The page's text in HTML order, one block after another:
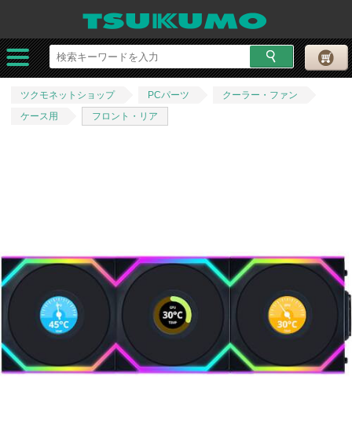
ツクモネットショップ PCパーツ
クーラー・ファン
ケース用
フロント・リア